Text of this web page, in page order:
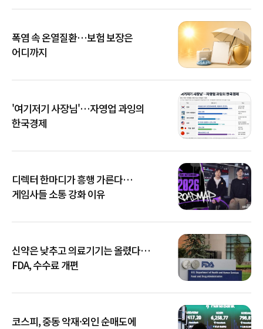
폭염 속 온열질환…보험 보장은
어디까지
'여기저기 사장님'…자영업 과잉의
한국경제
디렉터 한마디가 흥행 가른다…
게임사들 소통 강화 이유
신약은 낮추고 의료기기는 올렸다…
FDA, 수수료 개편
코스피, 중동 악재·외인 순매도에